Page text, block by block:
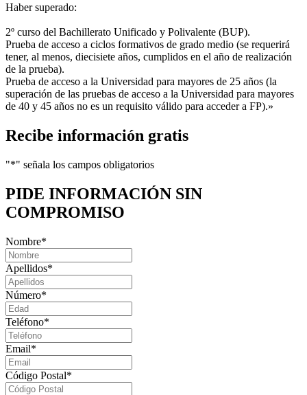
Haber superado:
2º curso del Bachillerato Unificado y Polivalente (BUP).
Prueba de acceso a ciclos formativos de grado medio (se requerirá
tener, al menos, diecisiete años, cumplidos en el año de realización
de la prueba).
Prueba de acceso a la Universidad para mayores de 25 años (la
superación de las pruebas de acceso a la Universidad para mayores
de 40 y 45 años no es un requisito válido para acceder a FP).»
Recibe información gratis
"*" señala los campos obligatorios
PIDE INFORMACIÓN SIN
COMPROMISO
Nombre*
Apellidos*
Número*
Teléfono*
Email*
Código Postal*